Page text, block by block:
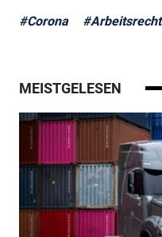
#Corona #Arbeitsrecht
MEISTGELESEN